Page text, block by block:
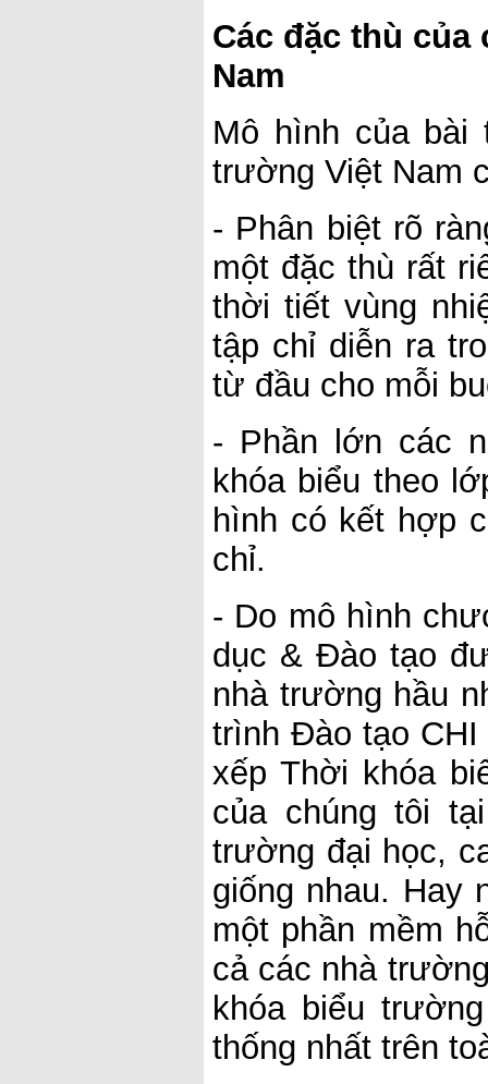
Các đặc thù
Nam
Mô hình của bài
trường Việt Nam
- Phân biệt rõ
một đặc thù rất
thời tiết vùng
tập chỉ diễn ra
từ đầu cho mỗi
- Phần lớn các
khóa biểu theo
hình có kết hợp
chỉ.
- Do mô hình
dục & Đào tạo
nhà trường hầu
trình Đào tạo CHI
xếp Thời khóa
của chúng tôi
trường đại học,
giống nhau. Hay
một phần mềm
cả các nhà
khóa biểu
thống nhất trên